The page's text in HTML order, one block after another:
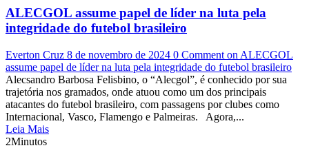
ALECGOL assume papel de líder na luta pela
integridade do futebol brasileiro
Everton Cruz 8 de novembro de 2024 0 Comment on ALECGOL
assume papel de líder na luta pela integridade do futebol brasileiro
Alecsandro Barbosa Felisbino, o “Alecgol”, é conhecido por sua
trajetória nos gramados, onde atuou como um dos principais
atacantes do futebol brasileiro, com passagens por clubes como
Internacional, Vasco, Flamengo e Palmeiras. Agora,...
Leia Mais
2Minutos